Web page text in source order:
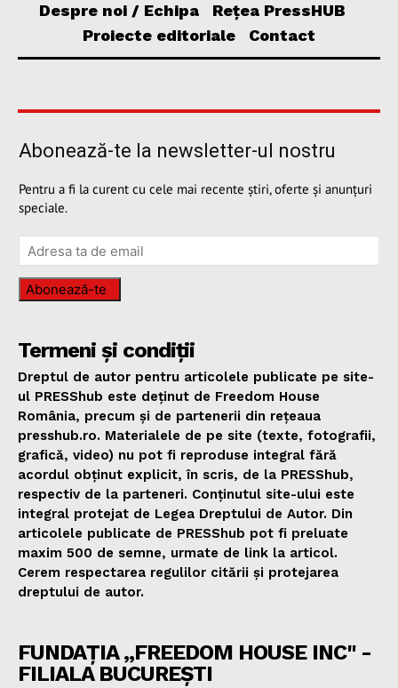
Despre noi / Echipa
Rețea PressHUB
Proiecte editoriale
Contact
Abonează-te la newsletter-ul nostru
Pentru a fi la curent cu cele mai recente știri, oferte și anunțuri
speciale.
Abonează-te
Termeni și condiții
Dreptul de autor pentru articolele publicate pe site-
ul PRESShub este deținut de Freedom House
România, precum și de partenerii din rețeaua
presshub.ro. Materialele de pe site (texte, fotografii,
grafică, video) nu pot fi reproduse integral fără
acordul obținut explicit, în scris, de la PRESShub,
respectiv de la parteneri. Conținutul site-ului este
integral protejat de Legea Dreptului de Autor. Din
articolele publicate de PRESShub pot fi preluate
maxim 500 de semne, urmate de link la articol.
Cerem respectarea regulilor citării și protejarea
dreptului de autor.
FUNDAȚIA „FREEDOM HOUSE INC" -
FILIALA BUCUREȘTI